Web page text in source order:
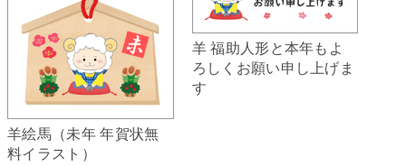
羊絵馬（未年 年賀状無
料イラスト）
羊 福助人形と本年もよ
ろしくお願い申し上げま
す